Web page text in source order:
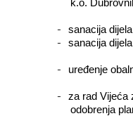
k.o.
- sanacija
- sanacija
- uređenje
- za rad Vijeća
odobrenja